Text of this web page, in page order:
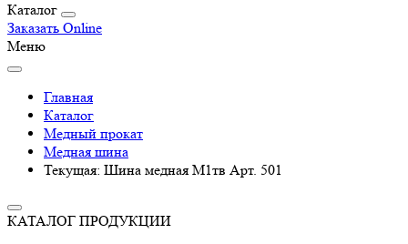
Каталог
Заказать Online
Меню
Главная
Каталог
Медный прокат
Медная шина
Текущая: Шина медная М1тв Арт. 501
КАТАЛОГ ПРОДУКЦИИ